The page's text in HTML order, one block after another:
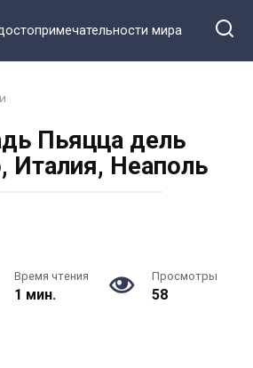
мира
Пьяцца дель
Италия, Неаполь
Время чтения
1 мин.
Просмотры
58